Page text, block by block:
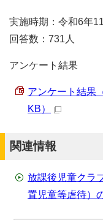
実施時期：令和6年
回答数：731人
アンケート結果
アンケート結果
KB）
関連情報
放課後児童クラ
置児童等虐待）